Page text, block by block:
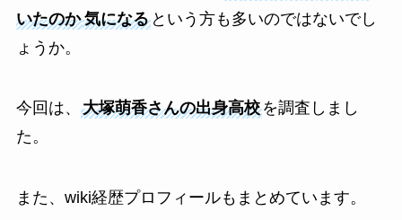
いたのか 気になるという方も多いのではないでし
ょうか。
今回は、 大塚萌香さんの出身高校を調査しまし
た。
また、wiki経歴プロフィールもまとめています。